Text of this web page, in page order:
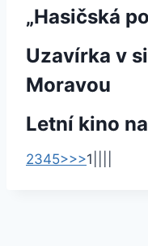
„Hasičská
Uzavírka v
Moravou
Letní kino
2345>>>1